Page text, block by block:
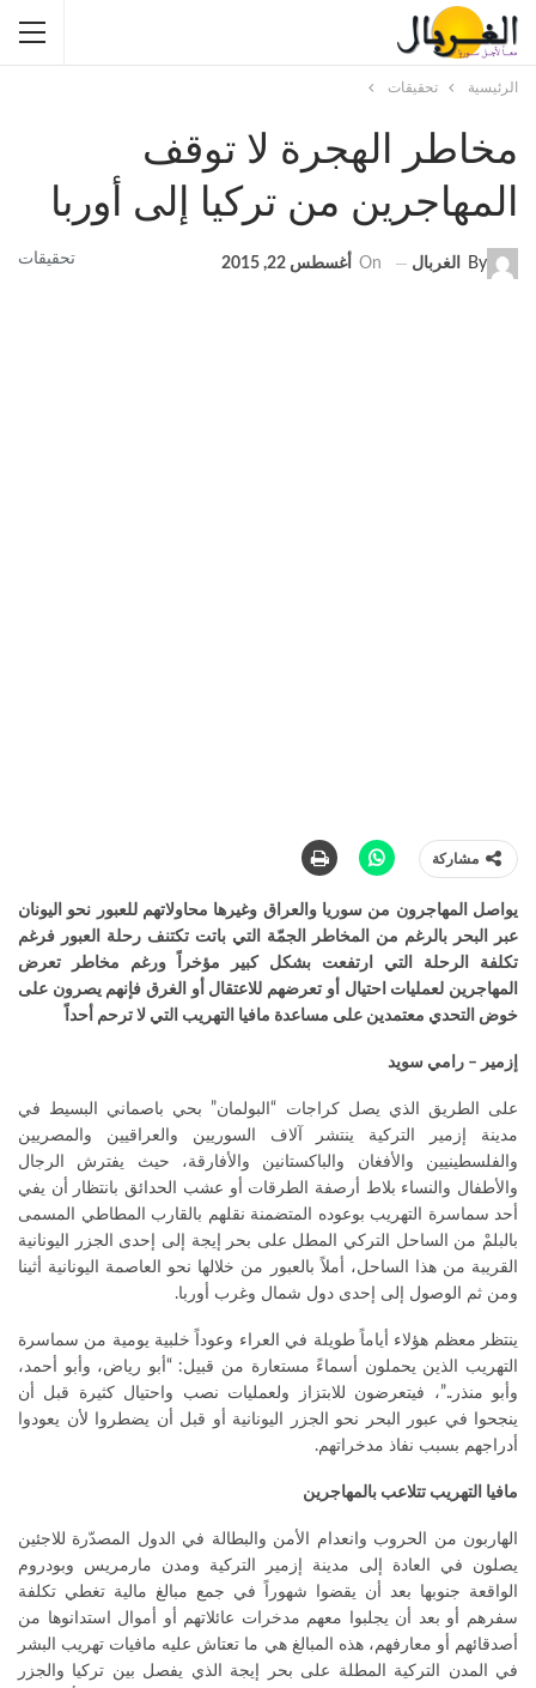
الرئيسية تحقيقات
مخاطر الهجرة لا توقف
المهاجرين من تركيا إلى أوربا
تحقيقات By الغربال On أغسطس 22, 2015
مشاركة
يواصل المهاجرون من سوريا والعراق وغيرها محاولاتهم للعبور نحو اليونان
عبر البحر بالرغم من المخاطر الجمّة التي باتت تكتنف رحلة العبور فرغم
تكلفة الرحلة التي ارتفعت بشكل كبير مؤخراً ورغم مخاطر تعرض
المهاجرين لعمليات احتيال أو تعرضهم للاعتقال أو الغرق فإنهم يصرون على
خوض التحدي معتمدين على مساعدة مافيا التهريب التي لا ترحم أحداً
إزمير – رامي سويد
على الطريق الذي يصل كراجات “البولمان” بحي باصماني البسيط في
مدينة إزمير التركية ينتشر آلاف السوريين والعراقيين والمصريين
والفلسطينيين والأفغان والباكستانين والأفارقة، حيث يفترش الرجال
والأطفال والنساء بلاط أرصفة الطرقات أو عشب الحدائق بانتظار أن يفي
أحد سماسرة التهريب بوعوده المتضمنة نقلهم بالقارب المطاطي المسمى
بالبلمْ من الساحل التركي المطل على بحر إيجة إلى إحدى الجزر اليونانية
القريبة من هذا الساحل، أملاً بالعبور من خلالها نحو العاصمة اليونانية أثينا
ومن ثم الوصول إلى إحدى دول شمال وغرب أوربا.
ينتظر معظم هؤلاء أياماً طويلة في العراء وعوداً خلبية يومية من سماسرة
التهريب الذين يحملون أسماءً مستعارة من قبيل: “أبو رياض، وأبو أحمد،
وأبو منذر..”، فيتعرضون للابتزاز ولعمليات نصب واحتيال كثيرة قبل أن
ينجحوا في عبور البحر نحو الجزر اليونانية أو قبل أن يضطروا لأن يعودوا
أدراجهم بسبب نفاذ مدخراتهم.
مافيا التهريب تتلاعب بالمهاجرين
الهاربون من الحروب وانعدام الأمن والبطالة في الدول المصدّرة للاجئين
يصلون في العادة إلى مدينة إزمير التركية ومدن مارمريس وبودروم
الواقعة جنوبها بعد أن يقضوا شهوراً في جمع مبالغ مالية تغطي تكلفة
سفرهم أو بعد أن يجلبوا معهم مدخرات عائلاتهم أو أموال استدانوها من
أصدقائهم أو معارفهم، هذه المبالغ هي ما تعتاش عليه مافيات تهريب البشر
في المدن التركية المطلة على بحر إيجة الذي يفصل بين تركيا والجزر